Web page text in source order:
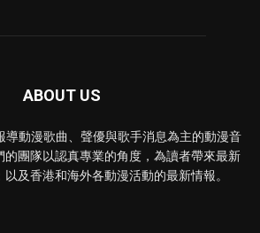
ABOUT US
導動漫歌曲、聲優與歌手消息為主的動漫音
團隊以認真專業的角度，為讀者帶來最新
及香港和海外各動漫活動的最新情報。